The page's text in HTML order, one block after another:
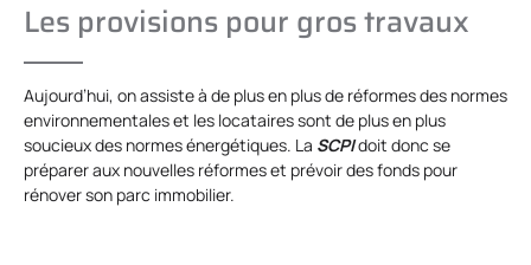
Les provisions pour gros travaux
Aujourd’hui, on assiste à de plus en plus de réformes des normes
environnementales et les locataires sont de plus en plus
soucieux des normes énergétiques. La SCPIdoit donc se
préparer aux nouvelles réformes et prévoir des fonds pour
rénover son parc immobilier.